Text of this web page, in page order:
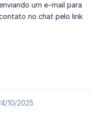
um e-mail para
no chat pelo link
10/2025